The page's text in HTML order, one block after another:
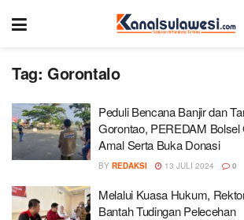
Tag: Gorontalo
Peduli Bencana Banjir dan
Gorontao, PEREDAM
Amal Serta Buka Donasi
BY REDAKSI 13 JULI 2024 0
Melalui Kuasa Hukum,
Bantah Tudingan Pelecehan